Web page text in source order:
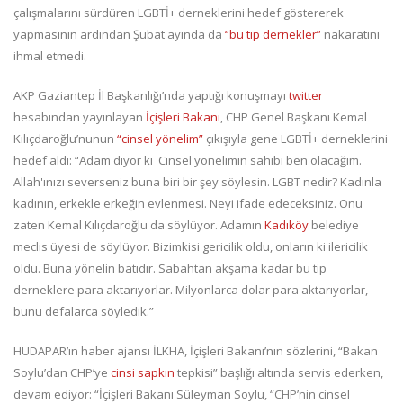
çalışmalarını sürdüren LGBTİ+ derneklerini hedef göstererek
yapmasının ardından Şubat ayında da “bu tip dernekler” nakaratını
ihmal etmedi.
AKP Gaziantep İl Başkanlığı’nda yaptığı konuşmayı twitter
hesabından yayınlayan İçişleri Bakanı, CHP Genel Başkanı Kemal
Kılıçdaroğlu’nunun “cinsel yönelim” çıkışıyla gene LGBTİ+ derneklerini
hedef aldı: “Adam diyor ki 'Cinsel yönelimin sahibi ben olacağım.
Allah'ınızı severseniz buna biri bir şey söylesin. LGBT nedir? Kadınla
kadının, erkekle erkeğin evlenmesi. Neyi ifade edeceksiniz. Onu
zaten Kemal Kılıçdaroğlu da söylüyor. Adamın Kadıköy belediye
meclis üyesi de söylüyor. Bizimkisi gericilik oldu, onların ki ilericilik
oldu. Buna yönelin batıdır. Sabahtan akşama kadar bu tip
derneklere para aktarıyorlar. Milyonlarca dolar para aktarıyorlar,
bunu defalarca söyledik.”
HUDAPAR’ın haber ajansı İLKHA, İçişleri Bakanı’nın sözlerini, “Bakan
Soylu’dan CHP’ye cinsi sapkın tepkisi” başlığı altında servis ederken,
devam ediyor: “İçişleri Bakanı Süleyman Soylu, “CHP’nin cinsel